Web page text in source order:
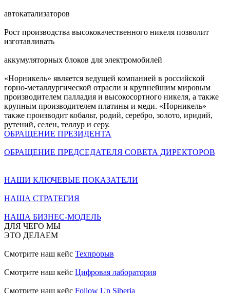
автокатализаторов
Рост производства высококачественного никеля позволит
изготавливать
аккумуляторных блоков для электромобилей
«Норникель» является ведущей компанией в российской
горно-металлургической отрасли и крупнейшим мировым
производителем палладия и высокосортного никеля, а также
крупным производителем платины и меди. «Норникель»
также производит кобальт, родий, серебро, золото, иридий,
рутений, селен, теллур и серу.
ОБРАЩЕНИЕ ПРЕЗИДЕНТА
ОБРАЩЕНИЕ ПРЕДСЕДАТЕЛЯ СОВЕТА ДИРЕКТОРОВ
НАШИ КЛЮЧЕВЫЕ ПОКАЗАТЕЛИ
НАША СТРАТЕГИЯ
НАША БИЗНЕС-МОДЕЛЬ
ДЛЯ ЧЕГО МЫ
ЭТО ДЕЛАЕМ
Смотрите наш кейс Техпрорыв
Смотрите наш кейс Цифровая лаборатория
Смотрите наш кейс Follow Up Siberia